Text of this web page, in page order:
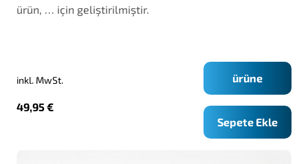
ürün, … için geliştirilmiştir.
inkl. MwSt.
49,95€
ürüne
Sepete Ekle